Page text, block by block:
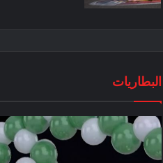
البطاريات